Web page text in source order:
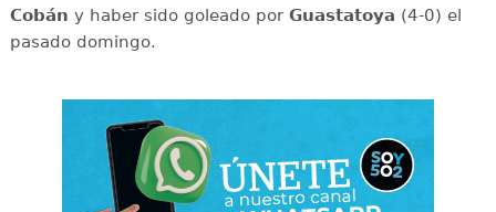
Cobán y haber sido goleado por Guastatoya (4-0) el
pasado domingo.